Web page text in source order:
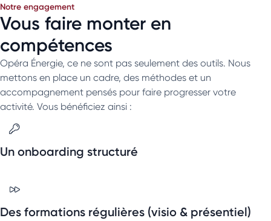
Notre engagement
Vous faire monter en
compétences
Opéra Énergie, ce ne sont pas seulement des outils. Nous
mettons en place un cadre, des méthodes et un
accompagnement pensés pour faire progresser votre
activité. Vous bénéficiez ainsi :
Un onboarding structuré
Des formations régulières (visio & présentiel)